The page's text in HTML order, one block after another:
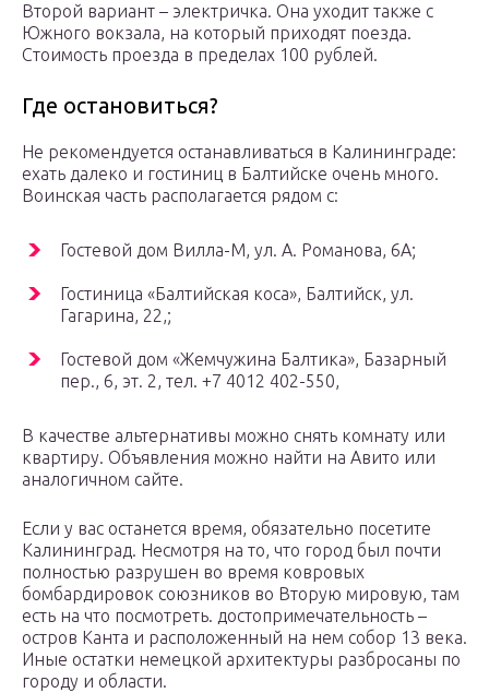
Второй вариант – электричка. Она уходит также с
Южного вокзала, на который приходят поезда.
Стоимость проезда в пределах 100 рублей.
Где остановиться?
Не рекомендуется останавливаться в Калининграде:
ехать далеко и гостиниц в Балтийске очень много.
Воинская часть располагается рядом с:
Гостевой дом Вилла-М, ул. А. Романова, 6А;
Гостиница «Балтийская коса», Балтийск, ул.
Гагарина, 22,;
Гостевой дом «Жемчужина Балтика», Базарный
пер., 6, эт. 2, тел. +7 4012 402-550,
В качестве альтернативы можно снять комнату или
квартиру. Объявления можно найти на Авито или
аналогичном сайте.
Если у вас останется время, обязательно посетите
Калининград. Несмотря на то, что город был почти
полностью разрушен во время ковровых
бомбардировок союзников во Вторую мировую, там
есть на что посмотреть. достопримечательность –
остров Канта и расположенный на нем собор 13 века.
Иные остатки немецкой архитектуры разбросаны по
городу и области.